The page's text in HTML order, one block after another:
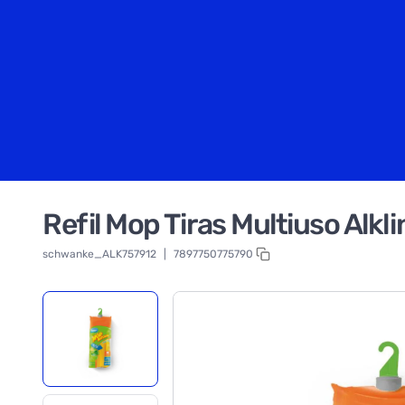
Refil Mop Tiras Multiuso
schwanke_ALK757912 7897750775790